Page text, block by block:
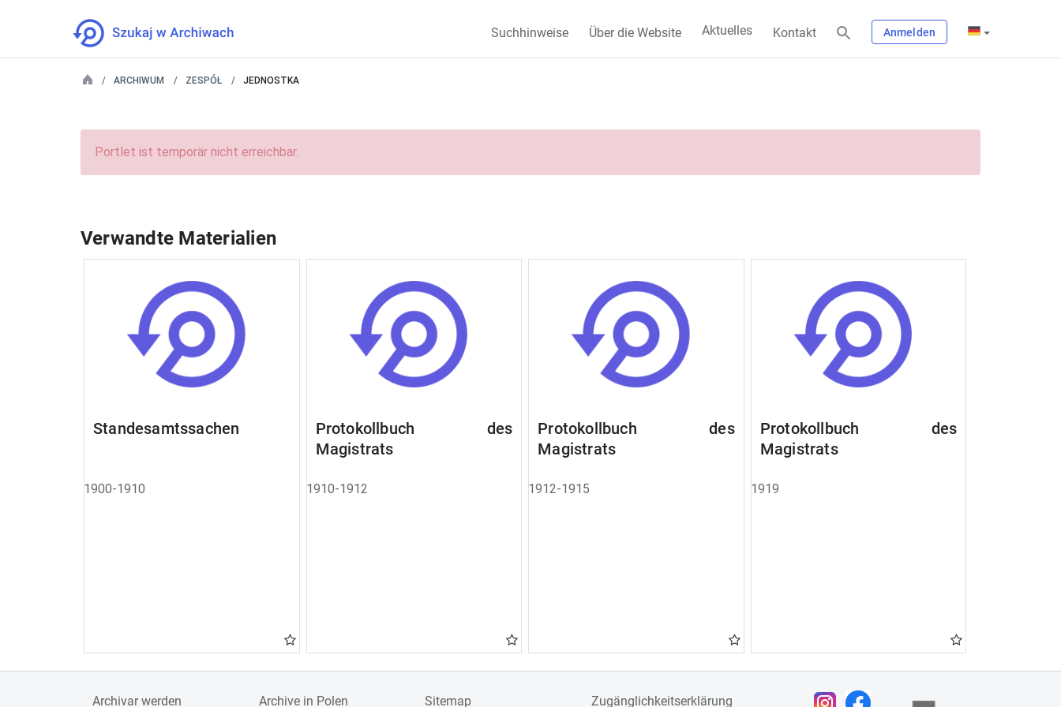
Suchhinweise Über die Website Aktuelles Kontakt Anmelden
ARCHIWUM ZESPÓŁ JEDNOSTKA
Portlet ist temporär nicht erreichbar.
Verwandte Materialien
Standesamtssachen
1900-1910
Protokollbuch des
Magistrats
1910-1912
Protokollbuch des
Magistrats
1912-1915
Protokollbuch des
Magistrats
1919
Archivar werden Archive in Polen Sitemap Zugänglichkeitserklärung